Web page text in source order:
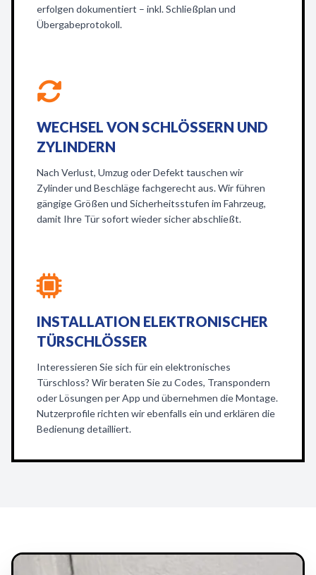
erfolgen dokumentiert – inkl. Schließplan und
Übergabeprotokoll.
WECHSEL VON SCHLÖSSERN UND
ZYLINDERN
Nach Verlust, Umzug oder Defekt tauschen wir
Zylinder und Beschläge fachgerecht aus. Wir führen
gängige Größen und Sicherheitsstufen im Fahrzeug,
damit Ihre Tür sofort wieder sicher abschließt.
INSTALLATION ELEKTRONISCHER
TÜRSCHLÖSSER
Interessieren Sie sich für ein elektronisches
Türschloss? Wir beraten Sie zu Codes, Transpondern
oder Lösungen per App und übernehmen die Montage.
Nutzerprofile richten wir ebenfalls ein und erklären die
Bedienung detailliert.